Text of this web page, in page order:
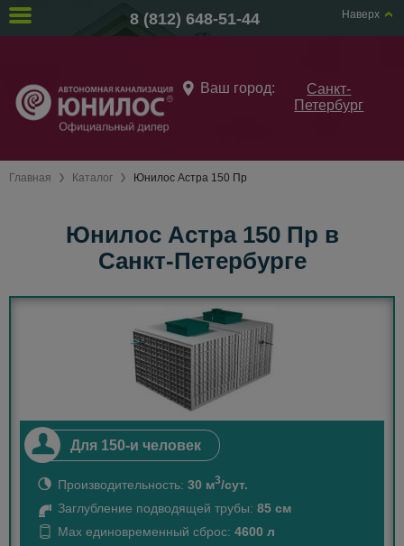
Ваш город:
Санкт-
Петербург
Главная Каталог Юнилос Астра 150 Пр
Юнилос Астра 150 Пр в
Санкт-Петербурге
Для 150-и человек
Производительность: 30 м3/сут.
Заглубление подводящей трубы: 85 см
Max единовременный сброс: 4600 л
Наверх
8 (812) 648-51-44